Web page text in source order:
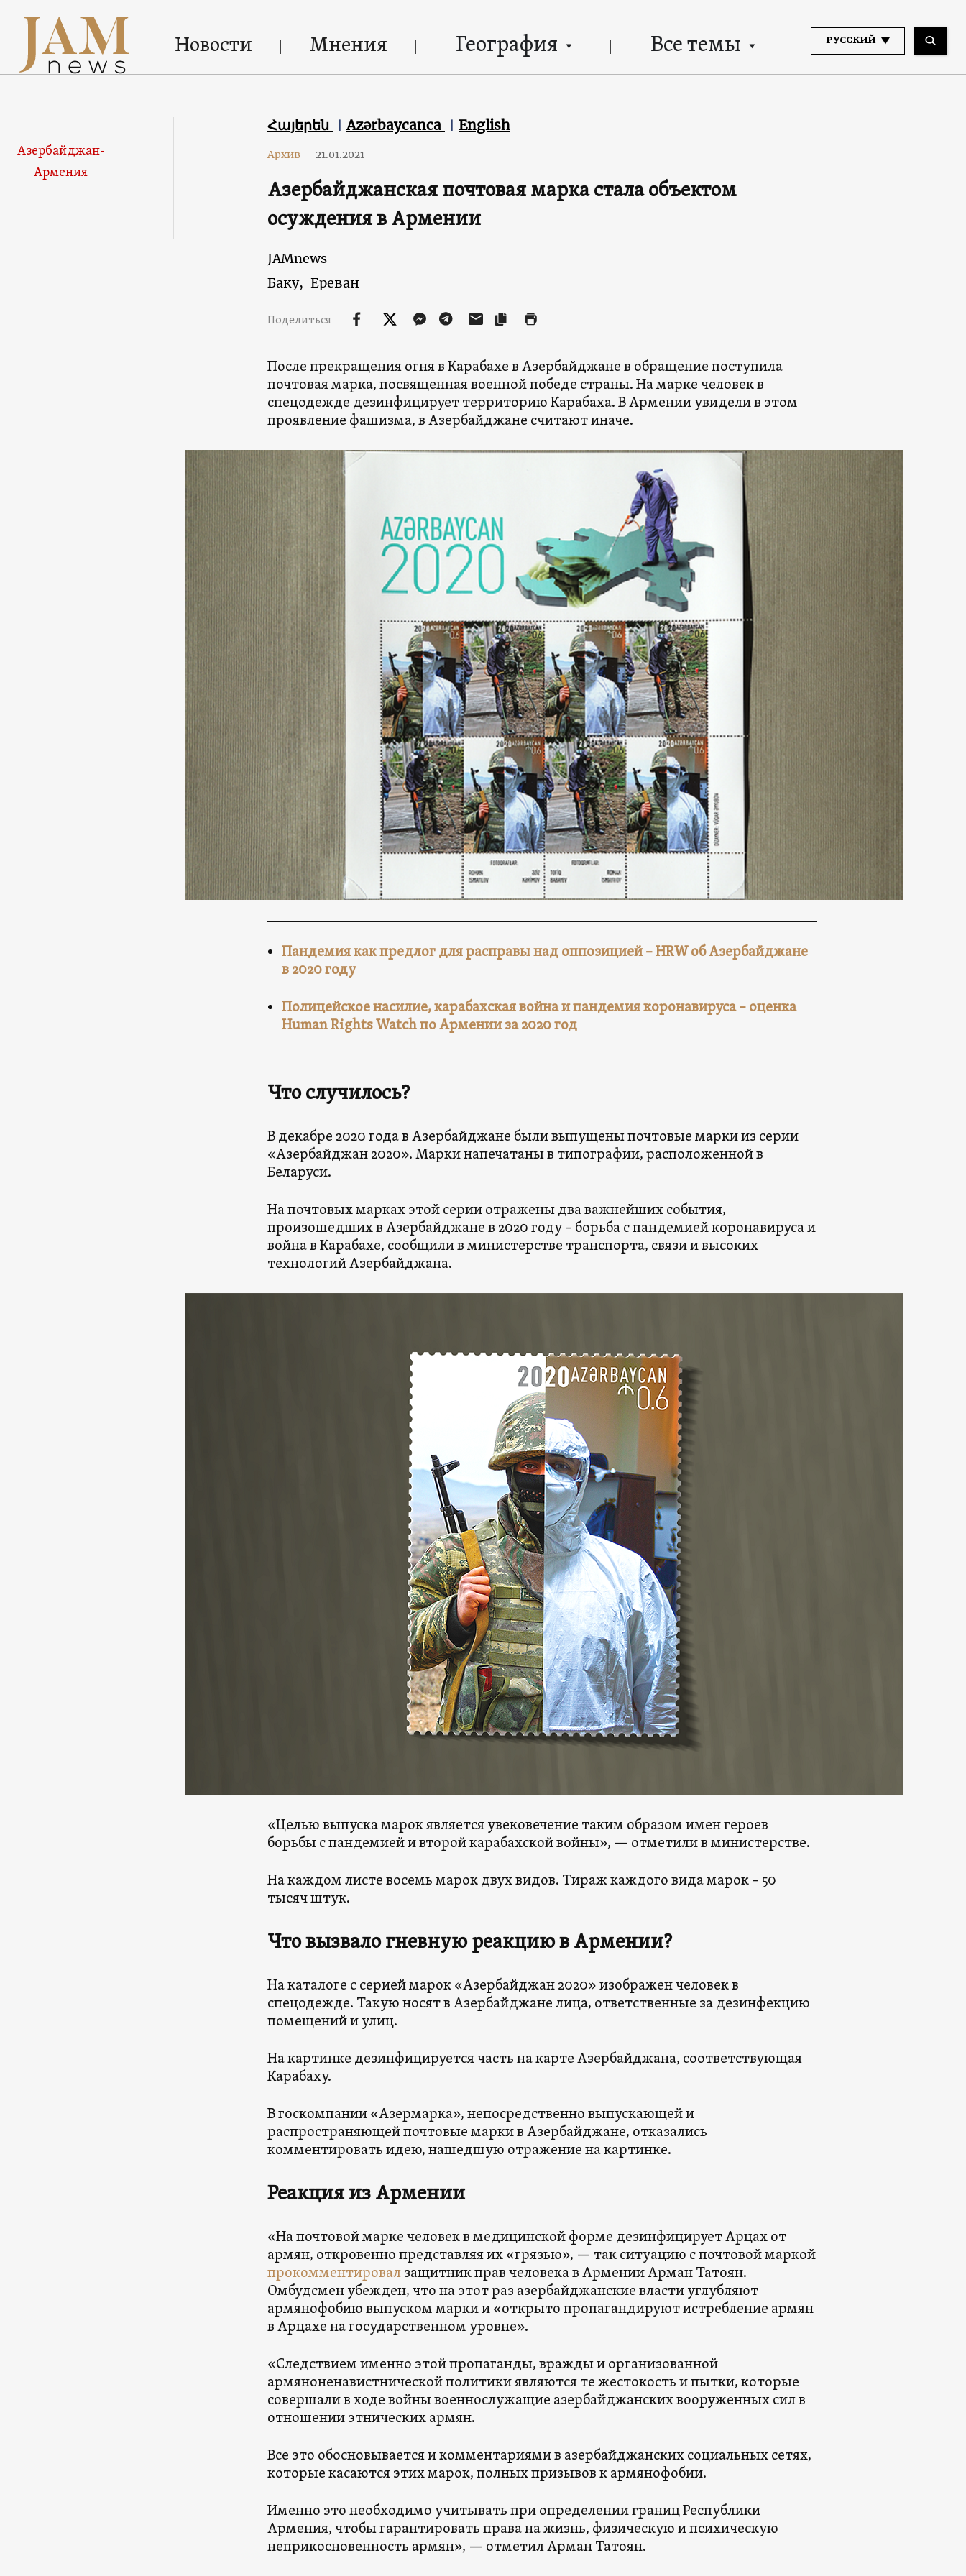
Новости Мнения География Все темы РУССКИЙ
Азербайджан-
Армения
Հայերեն Azərbaycanca English
Архив - 21.01.2021
Азербайджанская почтовая марка стала объектом
осуждения в Армении
JAMnews
Баку, Ереван
Поделиться
После прекращения огня в Карабахе в Азербайджане в обращение поступила
почтовая марка, посвященная военной победе страны. На марке человек в
спецодежде дезинфицирует территорию Карабаха. В Армении увидели в этом
проявление фашизма, в Азербайджане считают иначе.
Пандемия как предлог для расправы над оппозицией – HRW об Азербайджане
в 2020 году
Полицейское насилие, карабахская война и пандемия коронавируса – оценка
Human Rights Watch по Армении за 2020 год
Что случилось?
В декабре 2020 года в Азербайджане были выпущены почтовые марки из серии
«Азербайджан 2020». Марки напечатаны в типографии, расположенной в
Беларуси.
На почтовых марках этой серии отражены два важнейших события,
произошедших в Азербайджане в 2020 году – борьба с пандемией коронавируса и
война в Карабахе, сообщили в министерстве транспорта, связи и высоких
технологий Азербайджана.
«Целью выпуска марок является увековечение таким образом имен героев
борьбы с пандемией и второй карабахской войны», — отметили в министерстве.
На каждом листе восемь марок двух видов. Тираж каждого вида марок – 50
тысяч штук.
Что вызвало гневную реакцию в Армении?
На каталоге с серией марок «Азербайджан 2020» изображен человек в
спецодежде. Такую носят в Азербайджане лица, ответственные за дезинфекцию
помещений и улиц.
На картинке дезинфицируется часть на карте Азербайджана, соответствующая
Карабаху.
В госкомпании «Азермарка», непосредственно выпускающей и
распространяющей почтовые марки в Азербайджане, отказались
комментировать идею, нашедшую отражение на картинке.
Реакция из Армении
«На почтовой марке человек в медицинской форме дезинфицирует Арцах от
армян, откровенно представляя их «грязью», — так ситуацию с почтовой маркой
прокомментировалзащитник прав человека в Армении Арман Татоян.
Омбудсмен убежден, что на этот раз азербайджанские власти углубляют
армянофобию выпуском марки и «открыто пропагандируют истребление армян
в Арцахе на государственном уровне».
«Следствием именно этой пропаганды, вражды и организованной
армяноненавистнической политики являются те жестокость и пытки, которые
совершали в ходе войны военнослужащие азербайджанских вооруженных сил в
отношении этнических армян.
Все это обосновывается и комментариями в азербайджанских социальных сетях,
которые касаются этих марок, полных призывов к армянофобии.
Именно это необходимо учитывать при определении границ Республики
Армения, чтобы гарантировать права на жизнь, физическую и психическую
неприкосновенность армян», — отметил Арман Татоян.